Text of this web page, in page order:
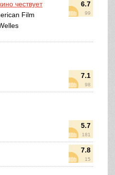
6.7
99
чествует
Film
7.1
98
5.7
181
7.8
15